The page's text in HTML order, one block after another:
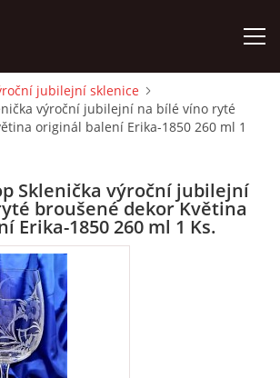
SKLO
jubilejní sklenice
výroční jubilejní na bílé víno ryté
originál balení Erika-1850 260 ml 1
Sklenička výroční jubilejní
broušené dekor Květina
Erika-1850 260 ml 1 Ks.